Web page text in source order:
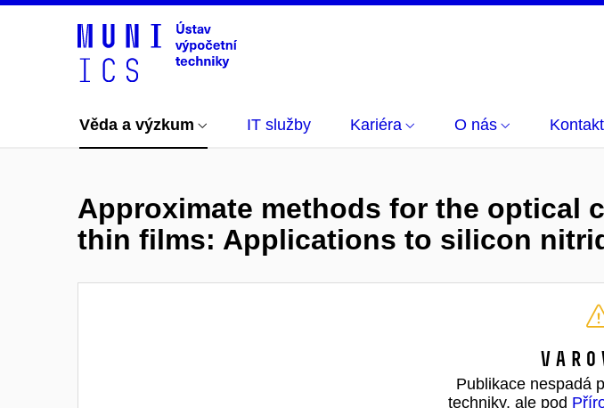
Věda a výzkum IT služby Kariéra O nás Kontakt
Approximate methods for the optical
thin films: Applications to silicon
Publikace nespadá
techniky, ale pod